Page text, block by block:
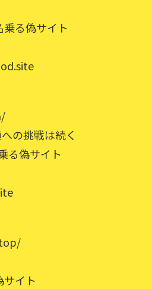
る偽サイト
の挑戦は続く
る偽サイト
イト